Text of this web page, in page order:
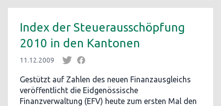
Index der Steuerausschöpfung
2010 in den Kantonen
11.12.2009
Gestützt auf Zahlen des neuen Finanzausgleichs
veröffentlicht die Eidgenössische
Finanzverwaltung (EFV) heute zum ersten Mal den